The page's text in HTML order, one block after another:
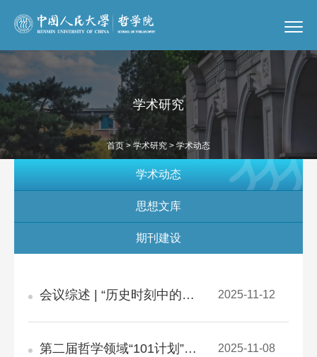
学术研究
首页 > 学术研究 > 学术动态
学术动态
思想文库
期刊建设
会议综述 | “历史时刻中的审美凝视”中华美学学会青年美学专业委员会2025年年会成功举办 2025-11-12
第二届哲学领域“101计划”拔尖学生培养学术论坛议程 2025-11-08